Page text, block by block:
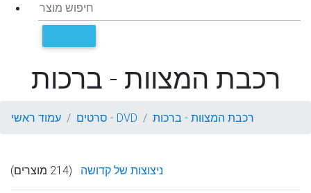
רכבת המצוות - ברכות
עמוד ראשי סרטים - DVD רכבת המצוות - ברכות
ניצוצות של קדושה (214 מוצרים)